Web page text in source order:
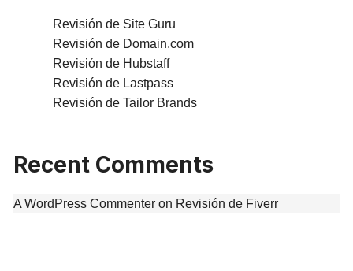
Revisión de Site Guru
Revisión de Domain.com
Revisión de Hubstaff
Revisión de Lastpass
Revisión de Tailor Brands
Recent Comments
A WordPress Commenter on Revisión de Fiverr